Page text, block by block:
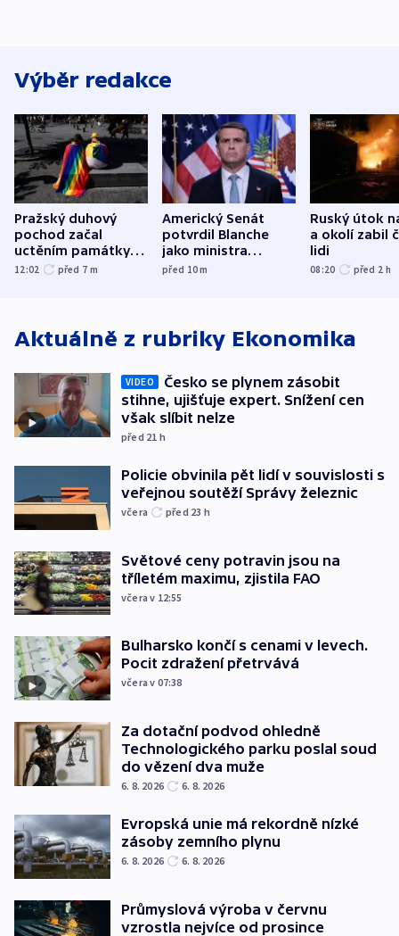
Výběr redakce
Pražský duhový
pochod začal
uctěním památky
obětí berlínského
12:02 před 7 m
Americký Senát
potvrdil Blanche
jako ministra
spravedlnosti
před 10m
Ruský útok
a okolí zabil
lidi
08:20 před 2 h
Aktuálně z rubriky Ekonomika
VIDEO
Česko se plynem zásobit
stihne, ujišťuje expert. Snížení cen
však slíbit nelze
před 21 h
Policie obvinila pět lidí v souvislosti s
veřejnou soutěží Správy železnic
včera před 23 h
Světové ceny potravin jsou na
tříletém maximu, zjistila FAO
včera v 12:55
Bulharsko končí s cenami v levech.
Pocit zdražení přetrvává
včera v 07:38
Za dotační podvod ohledně
Technologického parku poslal soud
do vězení dva muže
6. 8. 2026 6. 8. 2026
Evropská unie má rekordně nízké
zásoby zemního plynu
6. 8. 2026 6. 8. 2026
Průmyslová výroba v červnu
vzrostla nejvíce od prosince